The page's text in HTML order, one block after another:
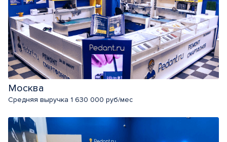
Москва
Средняя выручка 1 630 000 руб/мес